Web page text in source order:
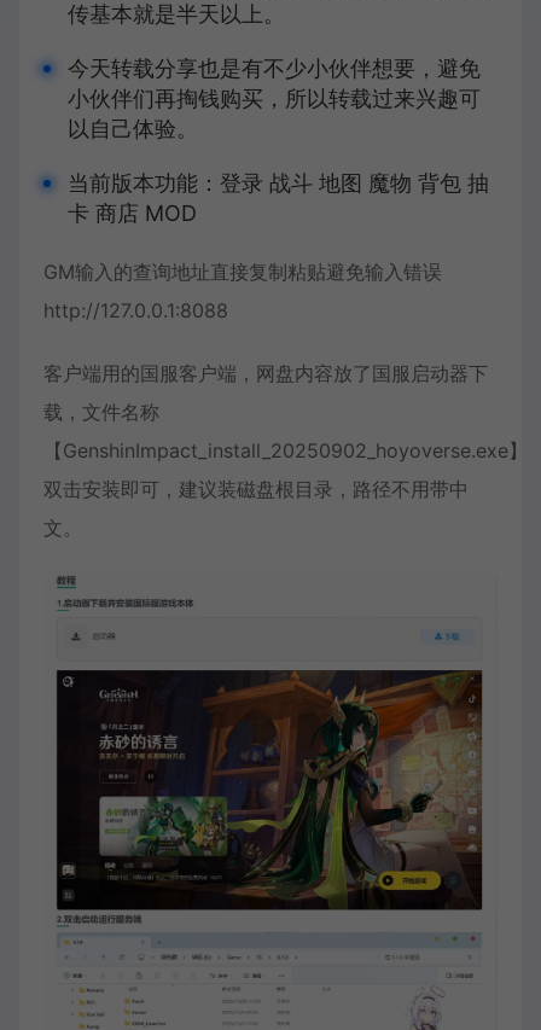
传基本就是半天以上。
今天转载分享也是有不少小伙伴想要，避免
小伙伴们再掏钱购买，所以转载过来兴趣可
以自己体验。
当前版本功能：登录 战斗 地图 魔物 背包 抽
卡 商店 MOD
GM输入的查询地址直接复制粘贴避免输入错误
http://127.0.0.1:8088
客户端用的国服客户端，网盘内容放了国服启动器下
载，文件名称
【GenshinImpact_install_20250902_hoyoverse.exe】
双击安装即可，建议装磁盘根目录，路径不用带中
文。